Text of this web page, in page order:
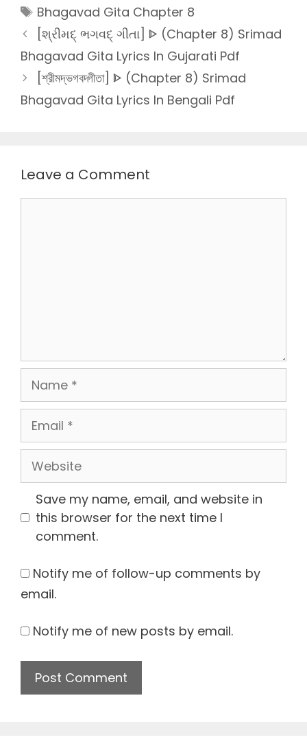
Tags
Bhagavad Gita Chapter 8
[શ્રીમદ્ ભગવદ્ ગીતા] ᐈ (Chapter 8) Srimad
Bhagavad Gita Lyrics In Gujarati Pdf
[শ্রীমদ্ভগবদ্গীতা] ᐈ (Chapter 8) Srimad
Bhagavad Gita Lyrics In Bengali Pdf
Leave a Comment
Name
Email
Website
Save my name, email, and website in
this browser for the next time I
comment.
Notify me of follow-up comments by
email.
Notify me of new posts by email.